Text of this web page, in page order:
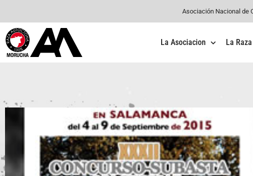
Asociación Nacional de
La Asociacion La